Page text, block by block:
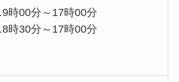
時00分～17時00分
時30分～17時00分